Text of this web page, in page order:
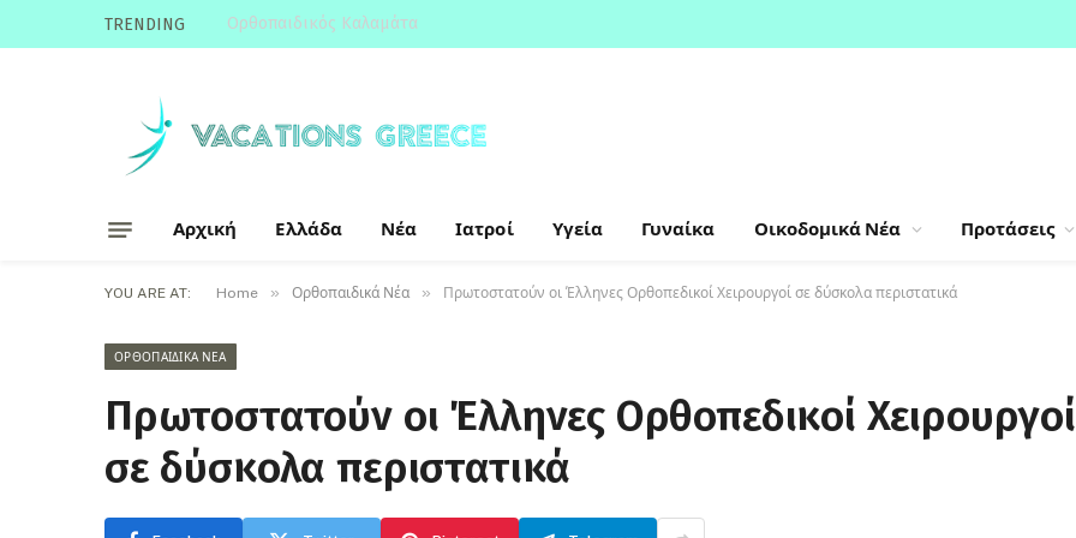
TRENDING Ορθοπαιδικός Καλαμάτα
Αρχική Ελλάδα Νέα Ιατροί Υγεία Γυναίκα Οικοδομικά Νέα Προτάσεις
YOU ARE AT: Home » Ορθοπαιδικά Νέα » Πρωτοστατούν οι Έλληνες Ορθοπεδικοί Χειρουργοί σε δύσκολα περιστατικά
ΟΡΘΟΠΑΙΔΙΚΆ ΝΈΑ
Πρωτοστατούν οι Έλληνες Ορθοπεδικοί Χειρουργοί
σε δύσκολα περιστατικά